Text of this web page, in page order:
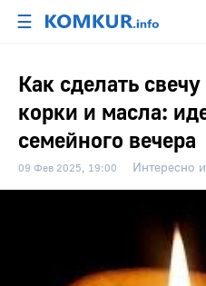
☰
Как сделать
корки и масла:
семейного вечера
09 Фев 2025, 19:00 Интересно